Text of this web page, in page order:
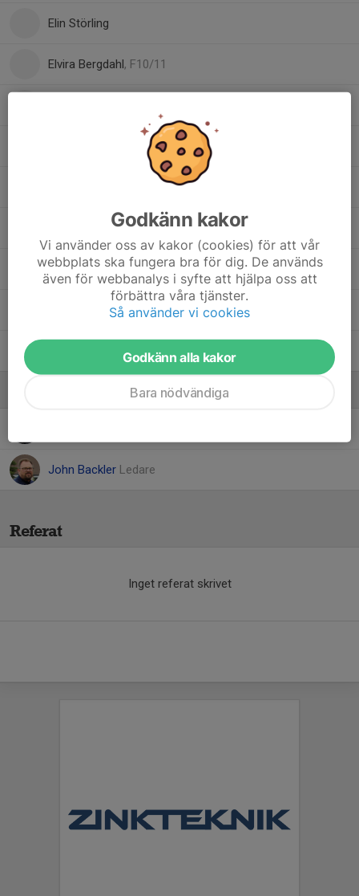
Elin Störling
Elvira Bergdahl, F10/11
, F13/14
Tilda Andersson, F13/14
Tyra Störling
Vanessa Budac, F10/11
Wilma Jönsson
John Backler Ledare
Referat
Inget referat skrivet
Godkänn kakor
Vi använder oss av kakor (cookies) för att vår
webbplats ska fungera bra för dig. De används
även för webbanalys i syfte att hjälpa oss att
förbättra våra tjänster.
Så använder vi cookies
Godkänn alla kakor
Bara nödvändiga